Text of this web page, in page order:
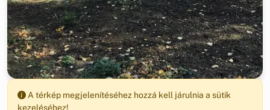
A térkép megjelenítéséhez hozzá kell járulnia a sütik
kezeléséhez!